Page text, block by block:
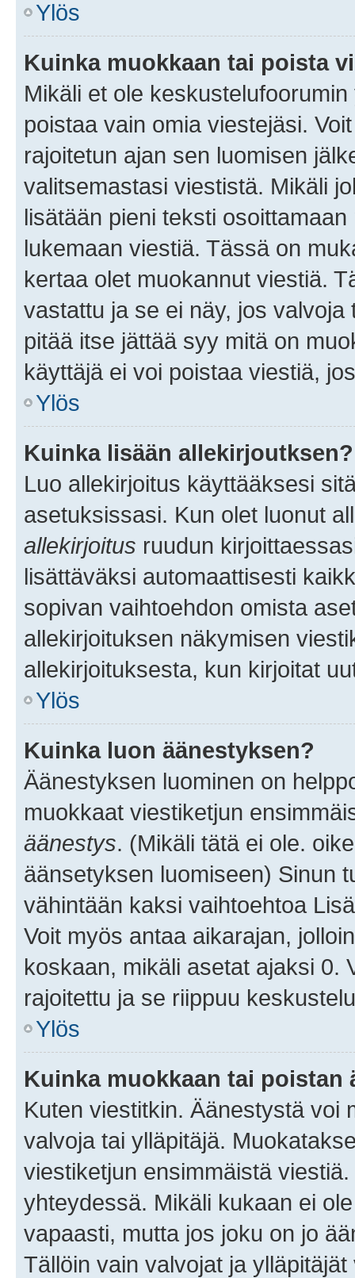
Ylös
Kuinka muokkaan tai poista
Mikäli et ole
poistaa vain omia viestejäsi.
rajoitetun ajan sen luomisen
valitsemastasi viestistä. Mikäli
lisätään pieni teksti
lukemaan viestiä. Tässä on
kertaa olet muokannut viestiä.
vastattu ja se ei näy, jos
pitää itse jättää syy mitä on
käyttäjä ei voi poistaa viestiä,
Ylös
Kuinka lisään allekirjoutksen?
Luo allekirjoitus käyttääksesi
asetuksissasi. Kun olet luonut
allekirjoitus ruudun
lisättäväksi automaattisesti
sopivan vaihtoehdon omista
allekirjoituksen näkymisen
allekirjoituksesta, kun kirjoitat
Ylös
Kuinka luon äänestyksen?
Äänestyksen luominen on
muokkaat viestiketjun
äänestys. (Mikäli tätä ei ole.
äänsetyksen luomiseen) Sinun
vähintään kaksi vaihtoehtoa
Voit myös antaa aikarajan,
koskaan, mikäli asetat ajaksi 0.
rajoitettu ja se riippuu
Ylös
Kuinka muokkaan tai poistan
Kuten viestitkin. Äänestystä voi
valvoja tai ylläpitäjä.
viestiketjun ensimmäistä
yhteydessä. Mikäli kukaan ei
vapaasti, mutta jos joku on jo
Tällöin vain valvojat ja